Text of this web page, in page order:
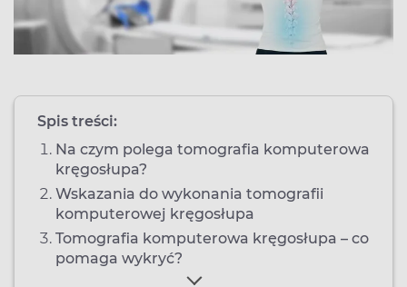
Spis treści:
Na czym polega tomografia komputerowa
kręgosłupa?
Wskazania do wykonania tomografii
komputerowej kręgosłupa
Tomografia komputerowa kręgosłupa – co
pomaga wykryć?